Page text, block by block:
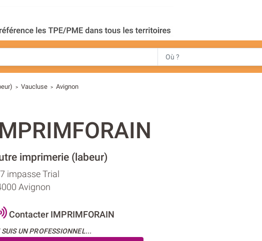
> Vaucluse > Avignon
imprimerie (labeur)
impasse Trial
Avignon
Contacter IMPRIMFORAIN
SUIS UN PROFESSIONNEL...